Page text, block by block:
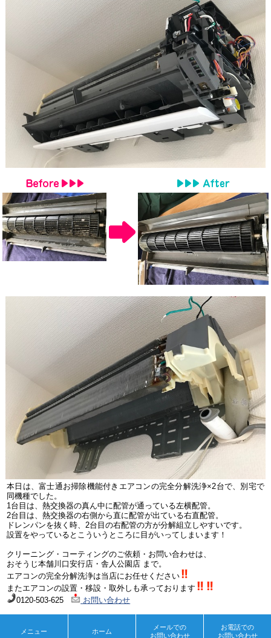
本日は、富士通お掃除機能付きエアコンの完全分解洗浄×2台で、別宅で
同機種でした。
1 台目は、熱交換器の真ん中に配管が通っている左横配管。
2台目は、熱交換器の右側から直に配管が出ている右直配管。
ドレンパンを抜く時、 2台目の右配管の方が分解組立しやすいです。
設置をやっているとこういうところに目がいってしまいます！
クリーニング・コーティングのご依頼・お問い合わせは、
おそうじ本舗川口安行店・舎人公園店 まで。
エアコンの完全分解洗浄は当店にお任せください
またエアコンの設置・移設・取外しも承っております
0120-503-625
お問い合わせ
次のページへ »
メニュー ホーム
メールでの
お問い合わせ
お電話での
お問い合わせ